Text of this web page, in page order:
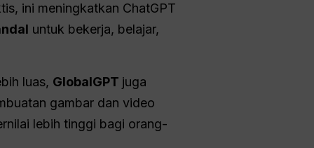
ini meningkatkan ChatGPT
untuk bekerja, belajar,
luas, GlobalGPT juga
gambar dan video
lebih tinggi bagi orang-